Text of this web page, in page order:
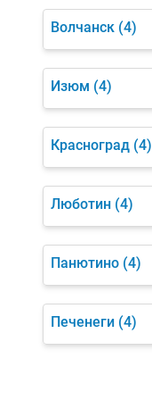
Волчанск (4)
Изюм (4)
Красноград (4)
Люботин (4)
Панютино (4)
Печенеги (4)